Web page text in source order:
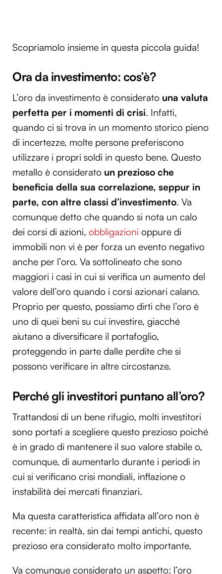
Scopriamolo insieme in questa piccola guida!
Ora da investimento: cos’è?
L’oro da investimento è considerato una valuta
perfetta per i momenti di crisi. Infatti,
quando ci si trova in un momento storico pieno
di incertezze, molte persone preferiscono
utilizzare i propri soldi in questo bene. Questo
metallo è considerato un prezioso che
beneficia della sua correlazione, seppur in
parte, con altre classi d’investimento. Va
comunque detto che quando si nota un calo
dei corsi di azioni, obbligazioni oppure di
immobili non vi è per forza un evento negativo
anche per l’oro. Va sottolineato che sono
maggiori i casi in cui si verifica un aumento del
valore dell’oro quando i corsi azionari calano.
Proprio per questo, possiamo dirti che l’oro è
uno di quei beni su cui investire, giacché
aiutano a diversificare il portafoglio,
proteggendo in parte dalle perdite che si
possono verificare in altre circostanze.
Perché gli investitori puntano all’oro?
Trattandosi di un bene rifugio, molti investitori
sono portati a scegliere questo prezioso poiché
è in grado di mantenere il suo valore stabile o,
comunque, di aumentarlo durante i periodi in
cui si verificano crisi mondiali, inflazione o
instabilità dei mercati finanziari.
Ma questa caratteristica affidata all’oro non è
recente: in realtà, sin dai tempi antichi, questo
prezioso era considerato molto importante.
Va comunque considerato un aspetto: l’oro